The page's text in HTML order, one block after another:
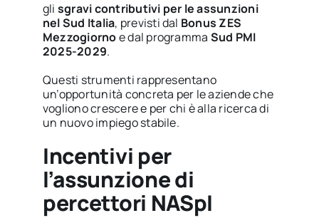
gli sgravi contributivi per le assunzioni
nel Sud Italia, previsti dal Bonus ZES
Mezzogiornoe dal programma Sud PMI
2025-2029.
Questi strumenti rappresentano
un’opportunità concreta per le aziende che
vogliono crescere e per chi è alla ricerca di
un nuovo impiego stabile.
Incentivi per
l’assunzione di
percettori NASpI